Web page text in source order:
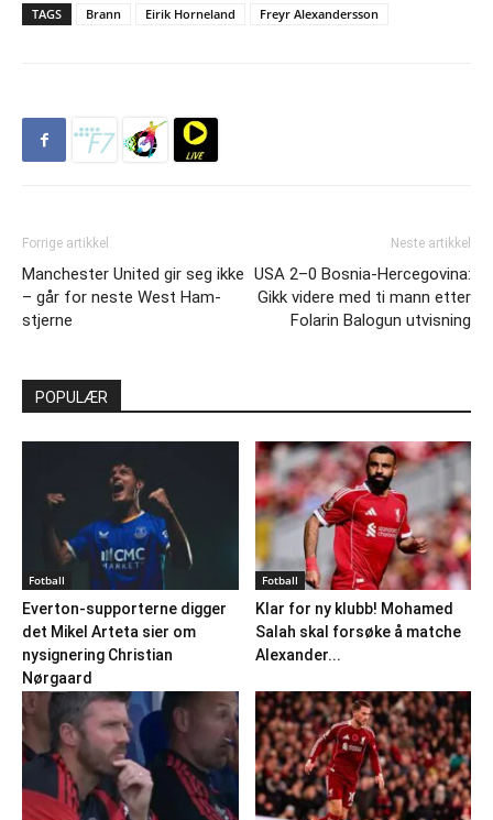
TAGS Brann Eirik Horneland Freyr Alexandersson
Forrige artikkel
Manchester United gir seg ikke
– går for neste West Ham-
stjerne
Neste artikkel
USA 2–0 Bosnia-Hercegovina:
Gikk videre med ti mann etter
Folarin Balogun utvisning
POPULÆR
Fotball
Everton-supporterne digger
det Mikel Arteta sier om
nysignering Christian
Nørgaard
Fotball
Klar for ny klubb! Mohamed
Salah skal forsøke å matche
Alexander...